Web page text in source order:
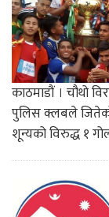
काठमाडौं । चौथो
पुलिस क्लबले
शून्यको विरुद्ध १